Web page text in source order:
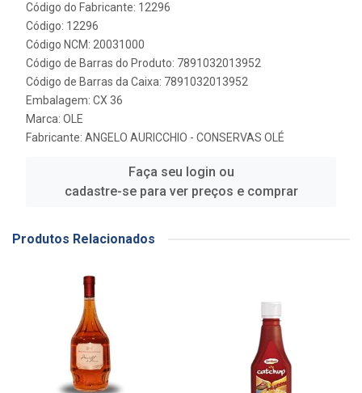
Código do Fabricante: 12296
Código: 12296
Código NCM: 20031000
Código de Barras do Produto: 7891032013952
Código de Barras da Caixa: 7891032013952
Embalagem: CX 36
Marca: OLE
Fabricante: ANGELO AURICCHIO - CONSERVAS OLÉ
Faça seu login ou
cadastre-se para ver preços e comprar
Produtos Relacionados